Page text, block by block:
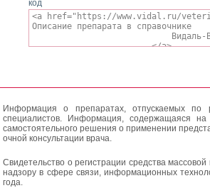
код
Информация о препаратах, отпускаемых по
специалистов. Информация, содержащаяся
самостоятельного решения о применении
очной консультации врача.
Свидетельство о регистрации средства
надзору в сфере связи, информационных
года.